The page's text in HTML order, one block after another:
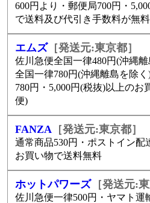
600円より・郵便局700円・
で送料及び代引き手数料が無
エムズ［発送元:東京都］
佐川急便全国一律480円(沖縄
全国一律780円(沖縄離島を除
780円・5,000円(税抜)以上のお
便)
FANZA ［発送元:東京都］
通常商品530円・ポストイン配
お買い物で送料無料
ホットパワーズ ［発送元:
佐川急便一律500円・ヤマト運